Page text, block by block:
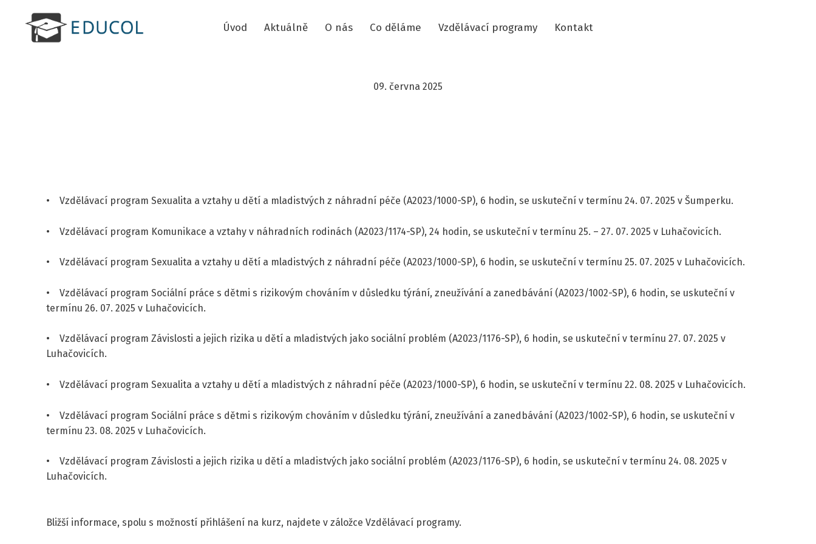
Úvod Aktuálně O nás Co děláme Vzdělávací programy Kontakt
09. června 2025
• Vzdělávací program Sexualita a vztahy u dětí a mladistvých z náhradní péče (A2023/1000-SP), 6 hodin, se uskuteční v termínu 24. 07. 2025 v Šumperku.
• Vzdělávací program Komunikace a vztahy v náhradních rodinách (A2023/1174-SP), 24 hodin, se uskuteční v termínu 25. – 27. 07. 2025 v Luhačovicích.
• Vzdělávací program Sexualita a vztahy u dětí a mladistvých z náhradní péče (A2023/1000-SP), 6 hodin, se uskuteční v termínu 25. 07. 2025 v Luhačovicích.
• Vzdělávací program Sociální práce s dětmi s rizikovým chováním v důsledku týrání, zneužívání a zanedbávání (A2023/1002-SP), 6 hodin, se uskuteční v
termínu 26. 07. 2025 v Luhačovicích.
• Vzdělávací program Závislosti a jejich rizika u dětí a mladistvých jako sociální problém (A2023/1176-SP), 6 hodin, se uskuteční v termínu 27. 07. 2025 v
Luhačovicích.
• Vzdělávací program Sexualita a vztahy u dětí a mladistvých z náhradní péče (A2023/1000-SP), 6 hodin, se uskuteční v termínu 22. 08. 2025 v Luhačovicích.
• Vzdělávací program Sociální práce s dětmi s rizikovým chováním v důsledku týrání, zneužívání a zanedbávání (A2023/1002-SP), 6 hodin, se uskuteční v
termínu 23. 08. 2025 v Luhačovicích.
• Vzdělávací program Závislosti a jejich rizika u dětí a mladistvých jako sociální problém (A2023/1176-SP), 6 hodin, se uskuteční v termínu 24. 08. 2025 v
Luhačovicích.
Bližší informace, spolu s možností přihlášení na kurz, najdete v záložce Vzdělávací programy.